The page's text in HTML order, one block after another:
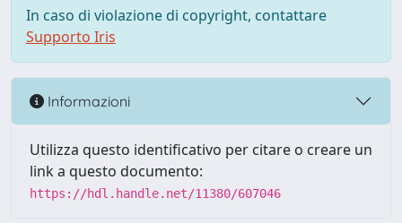
In caso di violazione di copyright, contattare
Supporto Iris
Informazioni
Utilizza questo identificativo per citare o creare un
link a questo documento:
https://hdl.handle.net/11380/607046